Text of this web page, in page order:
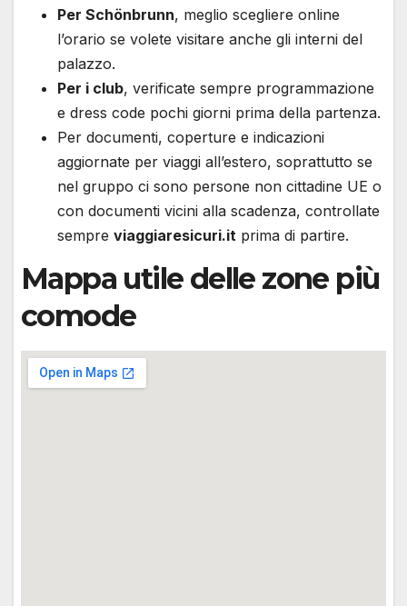
Per Schönbrunn, meglio scegliere online
l’orario se volete visitare anche gli interni del
palazzo.
Per i club, verificate sempre programmazione
e dress code pochi giorni prima della partenza.
Per documenti, coperture e indicazioni
aggiornate per viaggi all’estero, soprattutto se
nel gruppo ci sono persone non cittadine UE o
con documenti vicini alla scadenza, controllate
sempre viaggiaresicuri.it prima di partire.
Mappa utile delle zone più
comode